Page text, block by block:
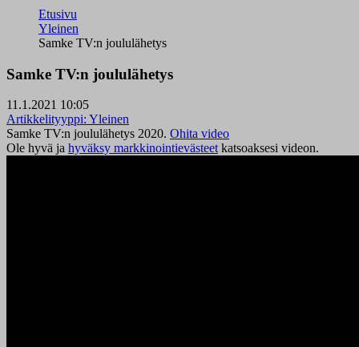
Etusivu
Yleinen
Samke TV:n joululähetys
Samke TV:n joululähetys
11.1.2021 10:05
Artikkelityyppi: Yleinen
Samke TV:n joululähetys 2020. Ohita video
Ole hyvä ja hyväksy markkinointievästeetkatsoaksesi videon.